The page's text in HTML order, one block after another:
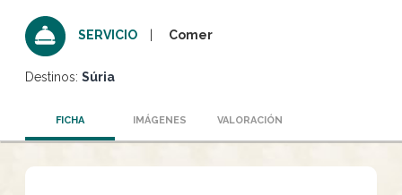
SERVICIO Comer
Destinos: Súria
FICHA IMÁGENES VALORACIÓN